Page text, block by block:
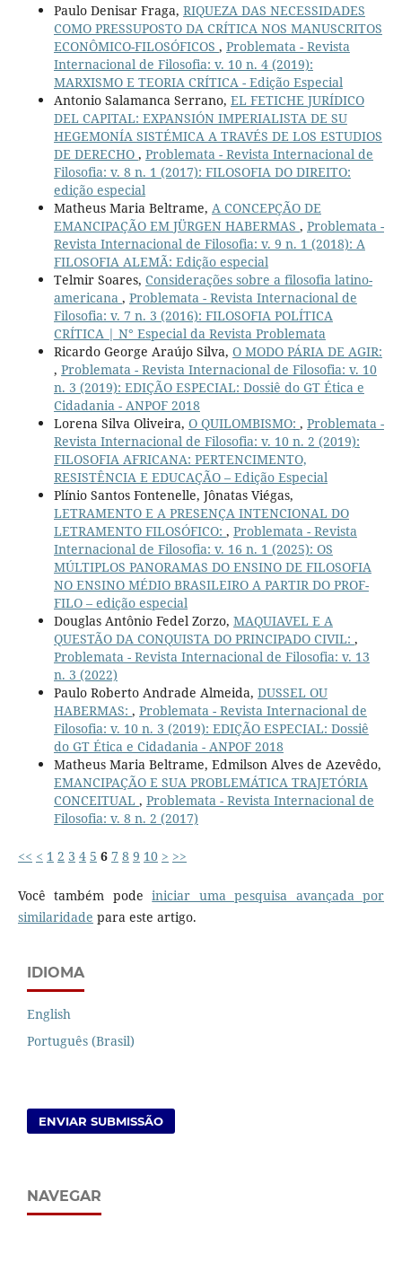
Paulo Denisar Fraga, RIQUEZA DAS NECESSIDADES
COMO PRESSUPOSTO DA CRÍTICA NOS MANUSCRITOS
ECONÔMICO-FILOSÓFICOS , Problemata - Revista
Internacional de Filosofia: v. 10 n. 4 (2019):
MARXISMO E TEORIA CRÍTICA - Edição Especial
Antonio Salamanca Serrano, EL FETICHE JURÍDICO
DEL CAPITAL: EXPANSIÓN IMPERIALISTA DE SU
HEGEMONÍA SISTÉMICA A TRAVÉS DE LOS ESTUDIOS
DE DERECHO , Problemata - Revista Internacional de
Filosofia: v. 8 n. 1 (2017): FILOSOFIA DO DIREITO:
edição especial
Matheus Maria Beltrame, A CONCEPÇÃO DE
EMANCIPAÇÃO EM JÜRGEN HABERMAS , Problemata -
Revista Internacional de Filosofia: v. 9 n. 1 (2018): A
FILOSOFIA ALEMÃ: Edição especial
Telmir Soares, Considerações sobre a filosofia latino-
americana , Problemata - Revista Internacional de
Filosofia: v. 7 n. 3 (2016): FILOSOFIA POLÍTICA
CRÍTICA | N° Especial da Revista Problemata
Ricardo George Araújo Silva, O MODO PÁRIA DE AGIR:
, Problemata - Revista Internacional de Filosofia: v. 10
n. 3 (2019): EDIÇÃO ESPECIAL: Dossiê do GT Ética e
Cidadania - ANPOF 2018
Lorena Silva Oliveira, O QUILOMBISMO: , Problemata -
Revista Internacional de Filosofia: v. 10 n. 2 (2019):
FILOSOFIA AFRICANA: PERTENCIMENTO,
RESISTÊNCIA E EDUCAÇÃO – Edição Especial
Plínio Santos Fontenelle, Jônatas Viégas,
LETRAMENTO E A PRESENÇA INTENCIONAL DO
LETRAMENTO FILOSÓFICO: , Problemata - Revista
Internacional de Filosofia: v. 16 n. 1 (2025): OS
MÚLTIPLOS PANORAMAS DO ENSINO DE FILOSOFIA
NO ENSINO MÉDIO BRASILEIRO A PARTIR DO PROF-
FILO – edição especial
Douglas Antônio Fedel Zorzo, MAQUIAVEL E A
QUESTÃO DA CONQUISTA DO PRINCIPADO CIVIL: ,
Problemata - Revista Internacional de Filosofia: v. 13
n. 3 (2022)
Paulo Roberto Andrade Almeida, DUSSEL OU
HABERMAS: , Problemata - Revista Internacional de
Filosofia: v. 10 n. 3 (2019): EDIÇÃO ESPECIAL: Dossiê
do GT Ética e Cidadania - ANPOF 2018
Matheus Maria Beltrame, Edmilson Alves de Azevêdo,
EMANCIPAÇÃO E SUA PROBLEMÁTICA TRAJETÓRIA
CONCEITUAL , Problemata - Revista Internacional de
Filosofia: v. 8 n. 2 (2017)
<< < 1 2 3 4 5 6 7 8 9 10 > >>
Você também podeiniciar uma pesquisa avançada por
similaridade para este artigo.
IDIOMA
English
Português (Brasil)
ENVIAR SUBMISSÃO
NAVEGAR